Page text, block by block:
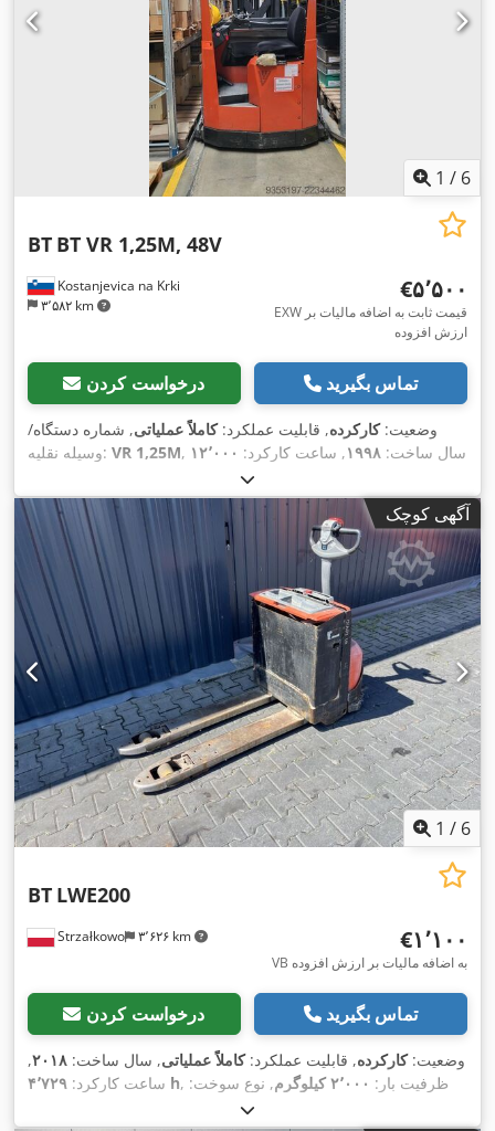
1 / 6
Kostanjevica na Krki
۳٬۵۸۲ km
BT BT VR 1,25M, 48V
‎€۵٬۵۰۰
EXW قیمت ثابت به اضافه مالیات بر
ارزش افزوده
درخواست کردن تماس بگیرید
وضعیت:کارکرده, قابلیت عملکرد:کاملاً عملیاتی, شماره دستگاه/
وسیله نقلیه: VR 1,25M , سال ساخت: ۱۹۹۸, ساعت کارکرد: ۱۲٬۰۰۰
, وزن خالی:
کل:۷٬۰۰۰ میلی‌متر , تجهیزات:جابجایی جانبی, سوابق کامل
سرویس, چنگال پالت
آگهی کوچک
1 / 6
Strzałkowo ۳٬۶۲۶ km
BT LWE200
‎€۱٬۱۰۰
VB به اضافه مالیات بر ارزش افزوده
درخواست کردن تماس بگیرید
وضعیت:کارکرده, قابلیت عملکرد:کاملاً عملیاتی, سال ساخت: ۲۰۱۸,
ساعت کارکرد: ۴٬۷۲۹ h , ظرفیت بار: ۲٬۰۰۰ کیلوگرم
, نوع سوخت:
Elektro